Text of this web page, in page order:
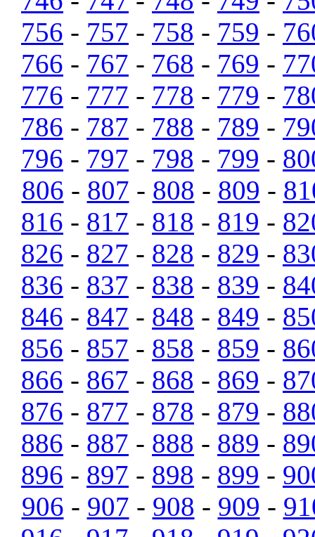
756 - 757 - 758 - 759 -
766 - 767 - 768 - 769 -
776 - 777 - 778 - 779 -
786 - 787 - 788 - 789 -
796 - 797 - 798 - 799 -
806 - 807 - 808 - 809 -
816 - 817 - 818 - 819 -
826 - 827 - 828 - 829 -
836 - 837 - 838 - 839 -
846 - 847 - 848 - 849 -
856 - 857 - 858 - 859 -
866 - 867 - 868 - 869 -
876 - 877 - 878 - 879 -
886 - 887 - 888 - 889 -
896 - 897 - 898 - 899 -
906 - 907 - 908 - 909 -